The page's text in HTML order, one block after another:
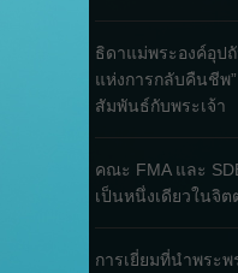
ธิดาแม่พระองค์อุป
แห่งการกลับคืนชีพ
สัมพันธ์กับพระเจ้า
คณะ FMA และ
เป็นหนึ่งเดียวในจิ
การเยี่ยมที่นำพระ